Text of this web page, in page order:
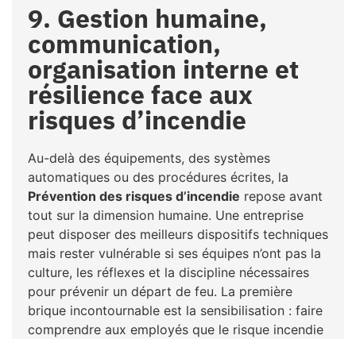
9. Gestion humaine,
communication,
organisation interne et
résilience face aux
risques d’incendie
Au-delà des équipements, des systèmes
automatiques ou des procédures écrites, la
Prévention des risques d’incendie repose avant
tout sur la dimension humaine. Une entreprise
peut disposer des meilleurs dispositifs techniques
mais rester vulnérable si ses équipes n’ont pas la
culture, les réflexes et la discipline nécessaires
pour prévenir un départ de feu. La première
brique incontournable est la sensibilisation : faire
comprendre aux employés que le risque incendie